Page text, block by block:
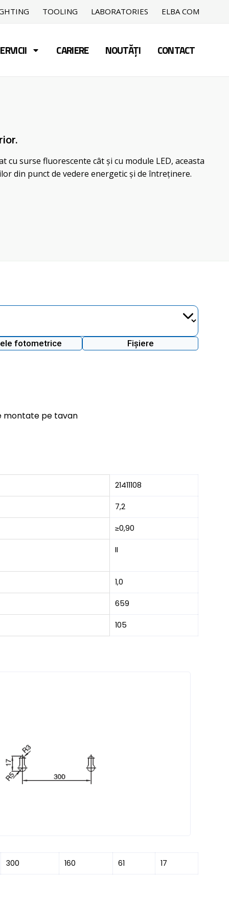
TOOLING LABORATORIES ELBA COM
CARIERE NOUTĂȚI CONTACT
surse fluorescente cât și cu module LED, aceasta
din punct de vedere energetic și de întreținere.
fotometrice Fișiere
montate pe tavan
21411108
7,2
≥0,90
II
1,0
659
105
300 160 61 17